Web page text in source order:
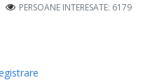
PERSOANE INTERESATE: 6179